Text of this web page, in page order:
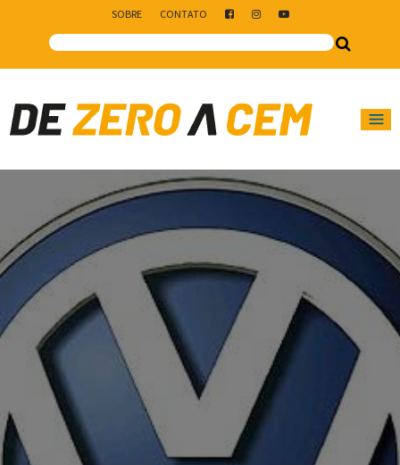
SOBRE CONTATO
Main Navigation